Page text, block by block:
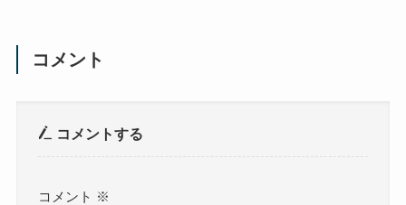
コメント
コメントする
コメント ※